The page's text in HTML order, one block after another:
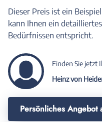
Dieser Preis ist ein
kann Ihnen ein
Bedürfnissen entspricht.
Finden Sie jetzt
Heinz von
Persönliches Angebot